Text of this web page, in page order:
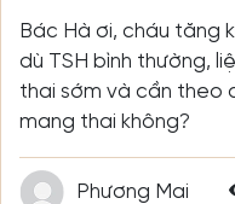
Bác Hà ơi, cháu tăng
dù TSH bình thường,
thai sớm và cần theo
mang thai không?
Phương Mai